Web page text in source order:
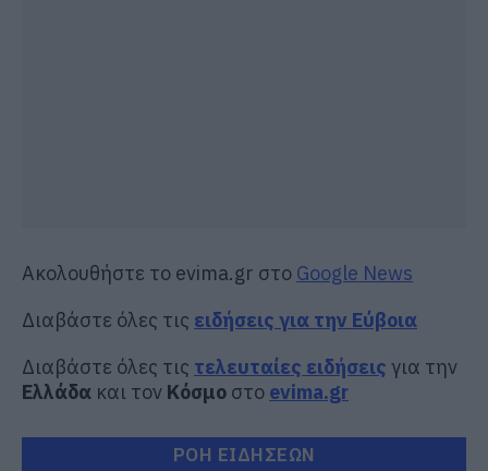
Ακολουθήστε το evima.gr στο Google News
Διαβάστε όλες τις ειδήσεις για την Εύβοια
Διαβάστε όλες τις τελευταίες ειδήσεις για την
Ελλάδα και τον Κόσμο στο evima.gr
ΡΟΗ ΕΙΔΗΣΕΩΝ